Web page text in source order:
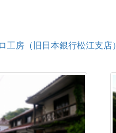
工房（旧日本銀行松江支店